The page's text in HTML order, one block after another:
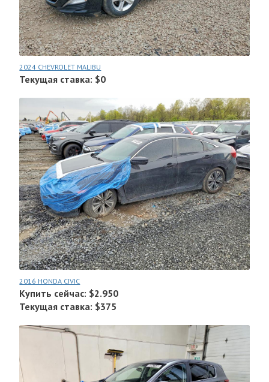
2024 CHEVROLET MALIBU
Текущая ставка: $0
2016 HONDA CIVIC
Купить сейчас: $2.950
Текущая ставка: $375